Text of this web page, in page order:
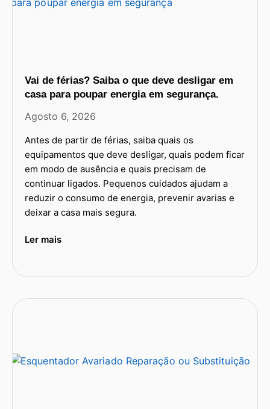
Vai de férias? Saiba o que deve desligar em
casa para poupar energia em segurança.
Agosto 6, 2026
Antes de partir de férias, saiba quais os
equipamentos que deve desligar, quais podem ficar
em modo de ausência e quais precisam de
continuar ligados. Pequenos cuidados ajudam a
reduzir o consumo de energia, prevenir avarias e
deixar a casa mais segura.
Ler mais